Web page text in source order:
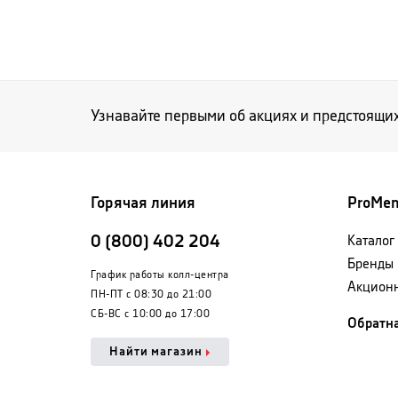
Узнавайте первыми об акциях и
Горячая линия
0 (800) 402 204
График работы колл-центра
ПН-ПТ с 08:30 до 21:00
СБ-ВС с 10:00 до 17:00
Найти магазин
Бренды